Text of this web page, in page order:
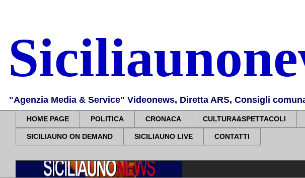
"Agenzia Media & Service" Videonews, Diretta ARS, Consigli
HOME PAGE POLITICA CRONACA CULTURA&SPETTACOLI
SICILIAUNO ON DEMAND SICILIAUNO LIVE CONTATTI